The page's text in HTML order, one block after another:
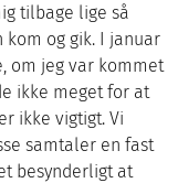
tilbage lige så
kom og gik. I januar
om jeg var kommet
ikke meget for at
ikke vigtigt. Vi
samtaler en fast
besynderligt at